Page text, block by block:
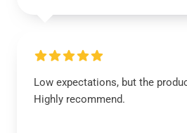
Low expectations, but the
Highly recommend.